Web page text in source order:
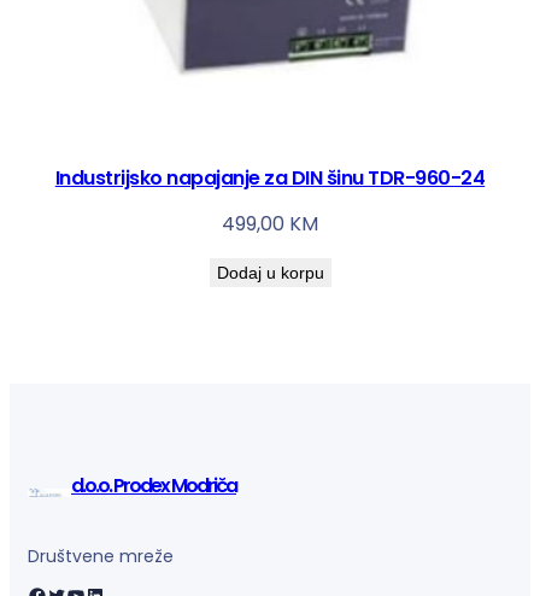
Industrijsko napajanje za DIN šinu TDR-960-24
499,00 KM
Dodaj u korpu
d.o.o. Prodex Modriča
Društvene mreže